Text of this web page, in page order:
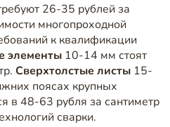
26-35 рублей за
многопроходной
к квалификации
элементы10-14 мм стоят
Сверхтолстые листы15-
поясах крупных
в 48-63 рубля за сантиметр
сварки.